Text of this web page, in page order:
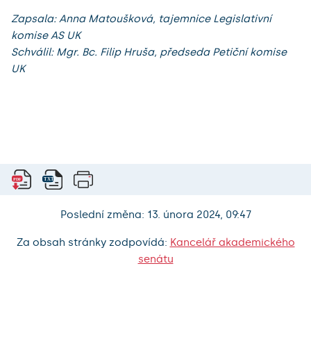
Zapsala: Anna Matoušková, tajemnice Legislativní
komise AS UK
Schválil: Mgr. Bc. Filip Hruša, předseda Petiční komise
UK
Poslední změna: 13. února 2024, 09:47
Za obsah stránky zodpovídá: Kancelář akademického
senátu